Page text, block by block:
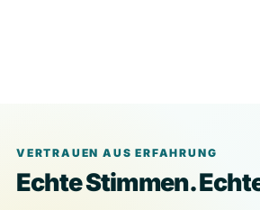
VERTRAUEN AUS ERFAHRUNG
Echte Stimmen.